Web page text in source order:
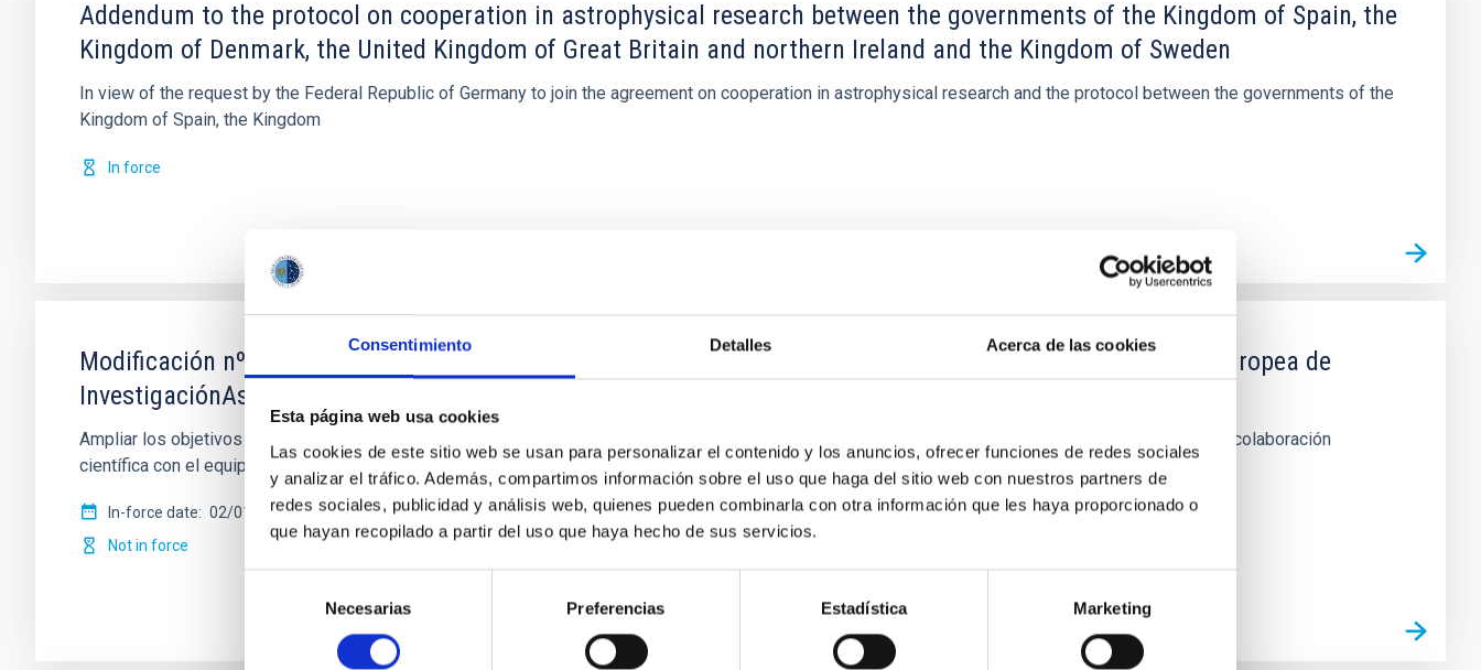
Consentimiento Detalles Acerca de las cookies
Esta página web usa cookies
Las cookies de este sitio web se usan para personalizar el contenido y los anuncios, ofrecer funciones de redes sociales
y analizar el tráfico. Además, compartimos información sobre el uso que haga del sitio web con nuestros partners de
redes sociales, publicidad y análisis web, quienes pueden combinarla con otra información que les haya proporcionado o
que hayan recopilado a partir del uso que haya hecho de sus servicios.
consentimiento
Necesarias Preferencias Estadística Marketing
Addendum to the protocol on cooperation in astrophysical research between the governments of the Kingdom of Spain, the
Kingdom of Denmark, the United Kingdom of Great Britain and northern Ireland and the Kingdom of Sweden
In view of the request by the Federal Republic of Germany to join the agreement on cooperation in astrophysical research and the protocol between the governments of the
Kingdom of Spain, the Kingdom
In force
Modificación nº 1 a la Carta Acuerdo sobre el experimento en colaboración entre el IAC y la Organización Europea de
InvestigaciónAstronómica Hemisferio Sur.
Ampliar los objetivos de la colaboración para permitir que los experimentos de campo LGS-AO sean realizados en el telescopio WHT de La Palma en colaboración
científica con el equipo de sistemas de
In-force date 02/01/2017-12/31/2020
Not in force